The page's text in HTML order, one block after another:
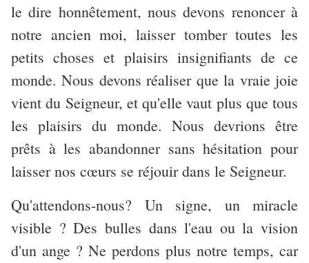
le dire honnêtement, nous devons renoncer à
notre ancien moi, laisser tomber toutes les
petits choses et plaisirs insignifiants de ce
monde. Nous devons réaliser que la vraie joie
vient du Seigneur, et qu'elle vaut plus que tous
les plaisirs du monde. Nous devrions être
prêts à les abandonner sans hésitation pour
laisser nos cœurs se réjouir dans le Seigneur.
Qu'attendons-nous? Un signe, un miracle
visible ? Des bulles dans l'eau ou la vision
d'un ange ? Ne perdons plus notre temps, car